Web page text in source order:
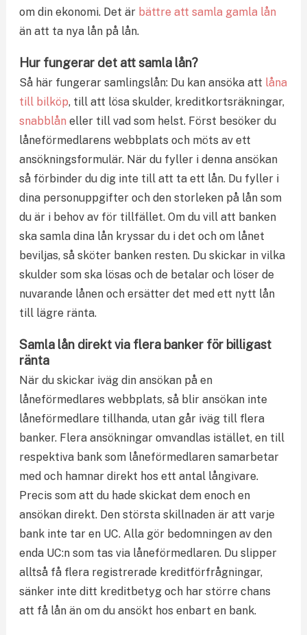
om din ekonomi. Det är bättre att samla gamla lån
än att ta nya lån på lån.
Hur fungerar det att samla lån?
Så här fungerar samlingslån: Du kan ansöka att låna
till bilköp, till att lösa skulder, kreditkortsräkningar,
snabblån eller till vad som helst. Först besöker du
låneförmedlarens webbplats och möts av ett
ansökningsformulär. När du fyller i denna ansökan
så förbinder du dig inte till att ta ett lån. Du fyller i
dina personuppgifter och den storleken på lån som
du är i behov av för tillfället. Om du vill att banken
ska samla dina lån kryssar du i det och om lånet
beviljas, så sköter banken resten. Du skickar in vilka
skulder som ska lösas och de betalar och löser de
nuvarande lånen och ersätter det med ett nytt lån
till lägre ränta.
Samla lån direkt via flera banker för billigast
ränta
När du skickar iväg din ansökan på en
låneförmedlares webbplats, så blir ansökan inte
låneförmedlare tillhanda, utan går iväg till flera
banker. Flera ansökningar omvandlas istället, en till
respektiva bank som låneförmedlaren samarbetar
med och hamnar direkt hos ett antal långivare.
Precis som att du hade skickat dem enoch en
ansökan direkt. Den största skillnaden är att varje
bank inte tar en UC. Alla gör bedomningen av den
enda UC:n som tas via låneförmedlaren. Du slipper
alltså få flera registrerade kreditförfrågningar,
sänker inte ditt kreditbetyg och har större chans
att få lån än om du ansökt hos enbart en bank.